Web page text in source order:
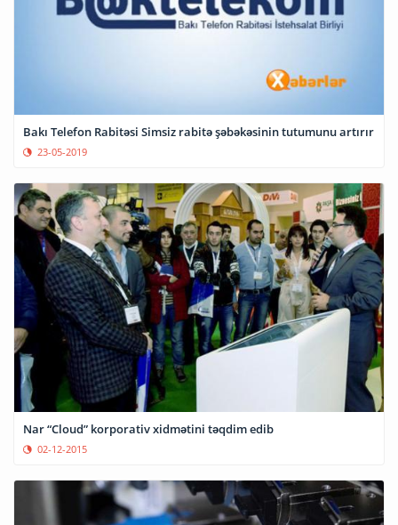
Bakı Telefon Rabitəsi Simsiz rabitə şəbəkəsinin tutumunu artırır
23-05-2019
Nar “Cloud” korporativ xidmətini təqdim edib
02-12-2015